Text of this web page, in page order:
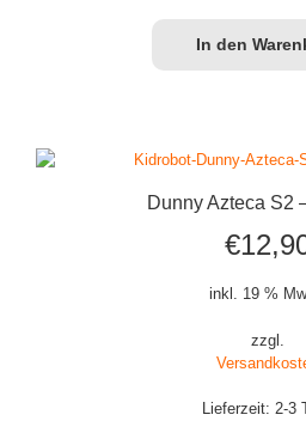
In den
Dunny Azteca S2
€
inkl. 19 %
zzgl.
Lieferzeit: 2-3